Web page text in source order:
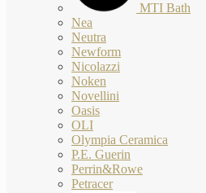
MTI Bath
Nea
Neutra
Newform
Nicolazzi
Noken
Novellini
Oasis
OLI
Olympia Ceramica
P.E. Guerin
Perrin&Rowe
Petracer